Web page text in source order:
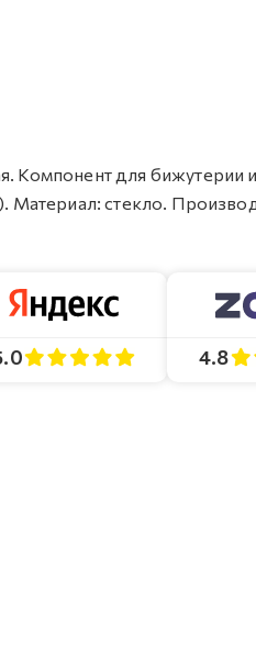
Компонент для
стекло.
4.8